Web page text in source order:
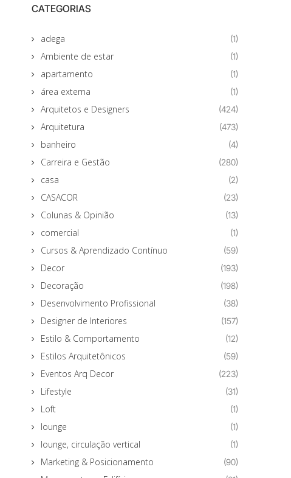
CATEGORIAS
adega (1)
Ambiente de estar (1)
apartamento (1)
área externa (1)
Arquitetos e Designers (424)
Arquitetura (473)
banheiro (4)
Carreira e Gestão (280)
casa (2)
CASACOR (23)
Colunas & Opinião (13)
comercial (1)
Cursos & Aprendizado Contínuo (59)
Decor (193)
Decoração (198)
Desenvolvimento Profissional (38)
Designer de Interiores (157)
Estilo & Comportamento (12)
Estilos Arquitetônicos (59)
Eventos Arq Decor (223)
Lifestyle (31)
Loft (1)
lounge (1)
lounge, circulação vertical (1)
Marketing & Posicionamento (90)